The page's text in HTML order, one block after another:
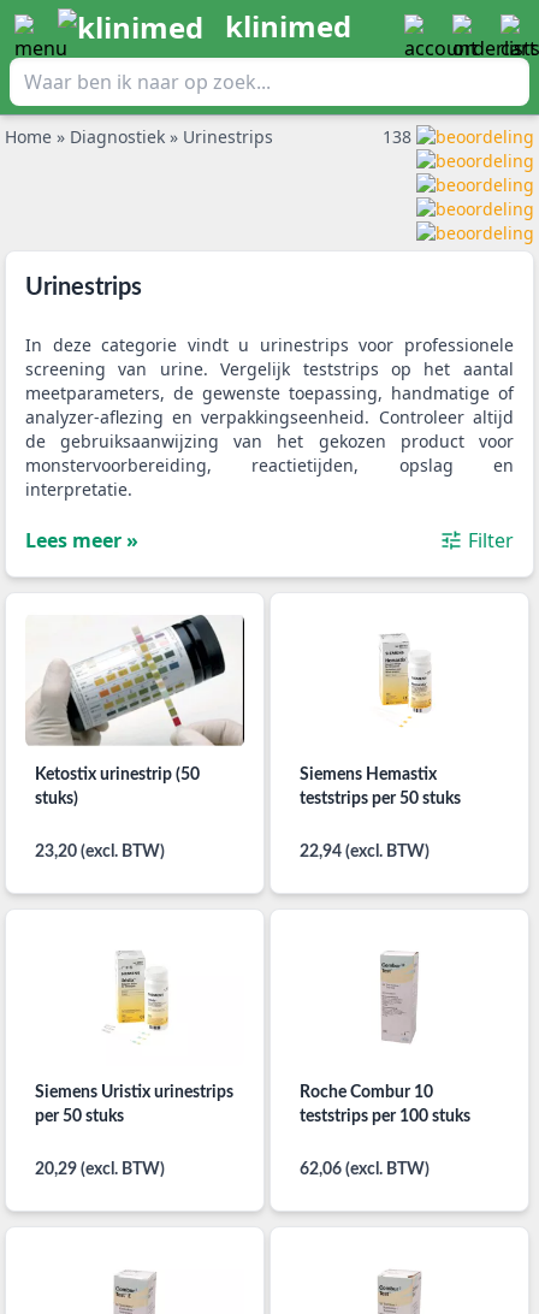
klinimed
Home » Diagnostiek » Urinestrips 138
Urinestrips
In deze categorie vindt u urinestrips voor professionele
screening van urine. Vergelijk teststrips op het aantal
meetparameters, de gewenste toepassing, handmatige of
analyzer-aflezing en verpakkingseenheid. Controleer altijd
de gebruiksaanwijzing van het gekozen product voor
monstervoorbereiding, reactietijden, opslag en
interpretatie.
Lees meer » Filter
Ketostix urinestrip (50
stuks)
23,20 (excl. BTW)
Siemens Hemastix
teststrips per 50 stuks
22,94 (excl. BTW)
Siemens Uristix urinestrips
per 50 stuks
20,29 (excl. BTW)
Roche Combur 10
teststrips per 100 stuks
62,06 (excl. BTW)